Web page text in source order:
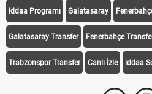
iddaa Programı Galatasaray
Galatasaray Transfer Fenerbahçe
Trabzonspor Transfer Canlı İzle iddaa